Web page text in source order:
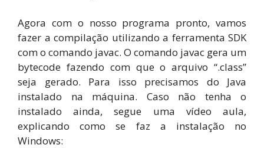
Agora com o nosso programa pronto, vamos
fazer a compilação utilizando a ferramenta SDK
com o comando javac. O comando javac gera um
bytecode fazendo com que o arquivo “.class”
seja gerado. Para isso precisamos do Java
instalado na máquina. Caso não tenha o
instalado ainda, segue uma vídeo aula,
explicando como se faz a instalação no
Windows: